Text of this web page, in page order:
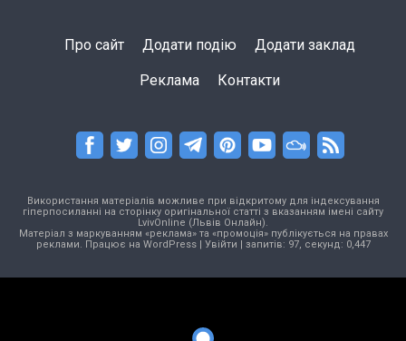
Про сайт Додати подію Додати заклад
Реклама Контакти
Використання матеріалів можливе при відкритому для індексування
гіперпосиланні на сторінку оригінальної статті з вказанням імені сайту
LvivOnline (Львів Онлайн).
Матеріал з маркуванням «реклама» та «промоція» публікується на правах
реклами. Працює на WordPress| Увійти | запитів: 97, секунд: 0,447